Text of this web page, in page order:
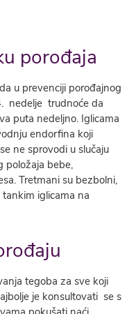
porođaja
u prevenciji porođajnog
nedelje trudnoće da
puta nedeljno. Iglicama
endorfina koji
ne sprovodi u slučaju
položaja bebe,
Tretmani su bezbolni,
iglicama na
tegoba za sve koji
je konsultovati se s